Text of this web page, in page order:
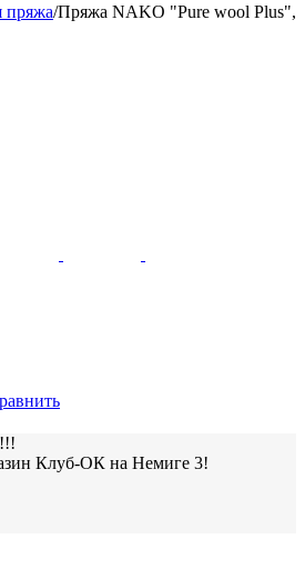
пряжа/Пряжа NAKO "Pure wool Plus",
Клуб-ОК на Немиге 3!